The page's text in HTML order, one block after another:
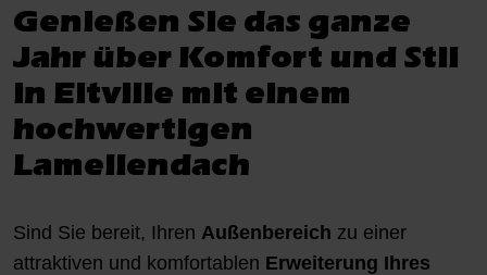
Genießen Sie das ganze
Jahr über Komfort und Stil
in Eltville mit einem
hochwertigen
Lamellendach
Sind Sie bereit, Ihren Außenbereich zu einer
attraktiven und komfortablen Erweiterung Ihres